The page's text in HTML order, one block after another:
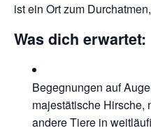
ist ein Ort zum
Was dich erwartet:
Begegnungen auf
majestätische Hirsche,
andere Tiere in